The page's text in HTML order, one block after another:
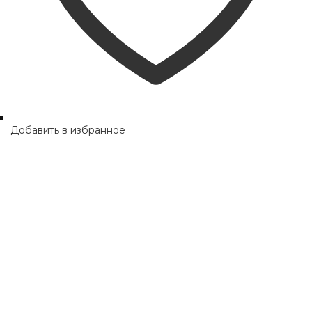
Добавить в избранное